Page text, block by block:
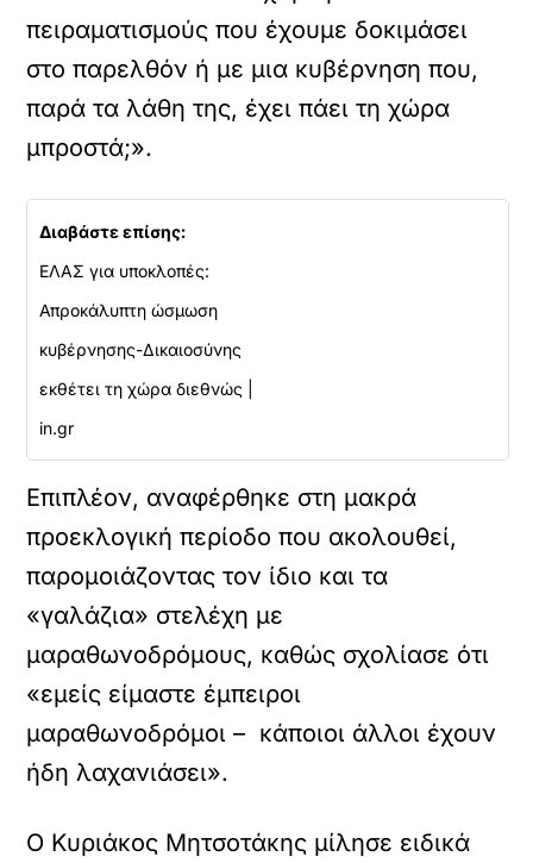
πειραματισμούς που έχουμε δοκιμάσει
στο παρελθόν ή με μια κυβέρνηση που,
παρά τα λάθη της, έχει πάει τη χώρα
μπροστά;».
Διαβάστε επίσης:
ΕΛΑΣ για υποκλοπές:
Απροκάλυπτη ώσμωση
κυβέρνησης-Δικαιοσύνης
εκθέτει τη χώρα διεθνώς |
in.gr
Επιπλέον, αναφέρθηκε στη μακρά
προεκλογική περίοδο που ακολουθεί,
παρομοιάζοντας τον ίδιο και τα
«γαλάζια» στελέχη με
μαραθωνοδρόμους, καθώς σχολίασε ότι
«εμείς είμαστε έμπειροι
μαραθωνοδρόμοι – κάποιοι άλλοι έχουν
ήδη λαχανιάσει».
Ο Κυριάκος Μητσοτάκης μίλησε ειδικά